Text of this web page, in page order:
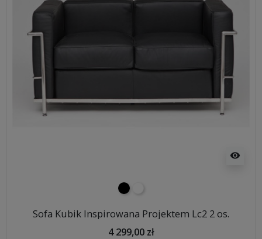
visibility
czarny
Sofa Kubik Inspirowana Projektem Lc2 2 os.
4 299,00 zł